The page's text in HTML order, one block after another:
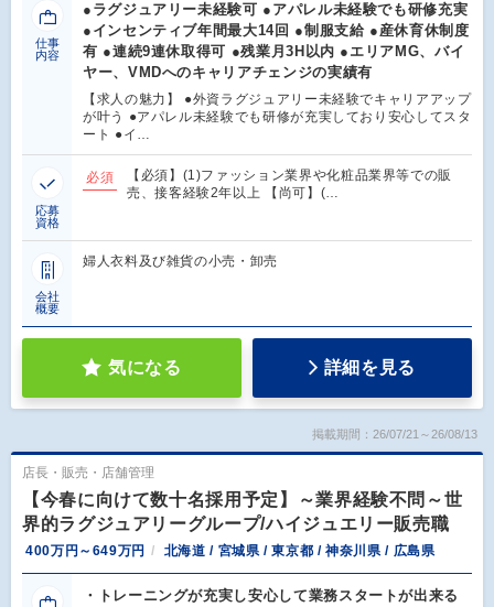
仕事
内容
●ラグジュアリー未経験可 ●アパレル未経験でも研修充実
●インセンティブ年間最大14回 ●制服支給 ●産休育休制度
有 ●連続9連休取得可 ●残業月3H以内 ●エリアMG、バイ
ヤー、VMDへのキャリアチェンジの実績有
【求人の魅力】 ●外資ラグジュアリー未経験でキャリアアップ
が叶う ●アパレル未経験でも研修が充実しており安心してスタ
ート ●イ…
応募
資格
必須
【必須】(1)ファッション業界や化粧品業界等での販
売、接客経験2年以上 【尚可】(…
会社
概要
婦人衣料及び雑貨の小売・卸売
気になる 詳細を見る
掲載期間：26/07/21～26/08/13
店長・販売・店舗管理
【今春に向けて数十名採用予定】～業界経験不問～世
界的ラグジュアリーグループ/ハイジュエリー販売職
400万円～649万円 北海道 / 宮城県 / 東京都 / 神奈川県 / 広島県
・トレーニングが充実し安心して業務スタートが出来る